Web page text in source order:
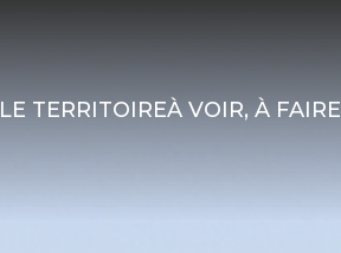
LE TERRITOIREÀ VOIR, À FAIRE